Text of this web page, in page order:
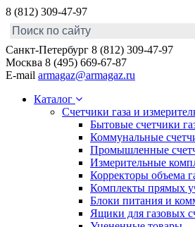
8 (812) 309-47-97
Санкт-Петербург 8 (812) 309-47-97
Москва 8 (495) 669-67-87
E-mail armagaz@armagaz.ru
Каталог
Счетчики газа и
Бытовые счетчики
Коммунальные
Промышленные
Измерительные
Корректоры объема
Комплекты прямых
Блоки питания и
Ящики для газовых